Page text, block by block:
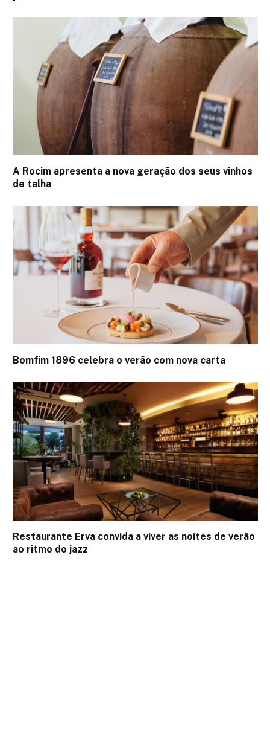
A Rocim apresenta a nova geração dos seus vinhos
de talha
Bomfim 1896 celebra o verão com nova carta
Restaurante Erva convida a viver as noites de verão
ao ritmo do jazz